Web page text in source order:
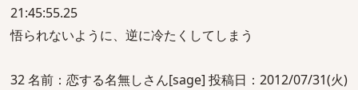
21:45:55.25
悟られないように、逆に冷たくしてしまう
32 名前：恋する名無しさん[sage] 投稿日：2012/07/31(火)